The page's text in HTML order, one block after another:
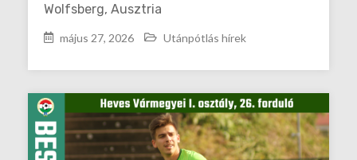
Wolfsberg, Ausztria
május 27, 2026 Utánpótlás hírek